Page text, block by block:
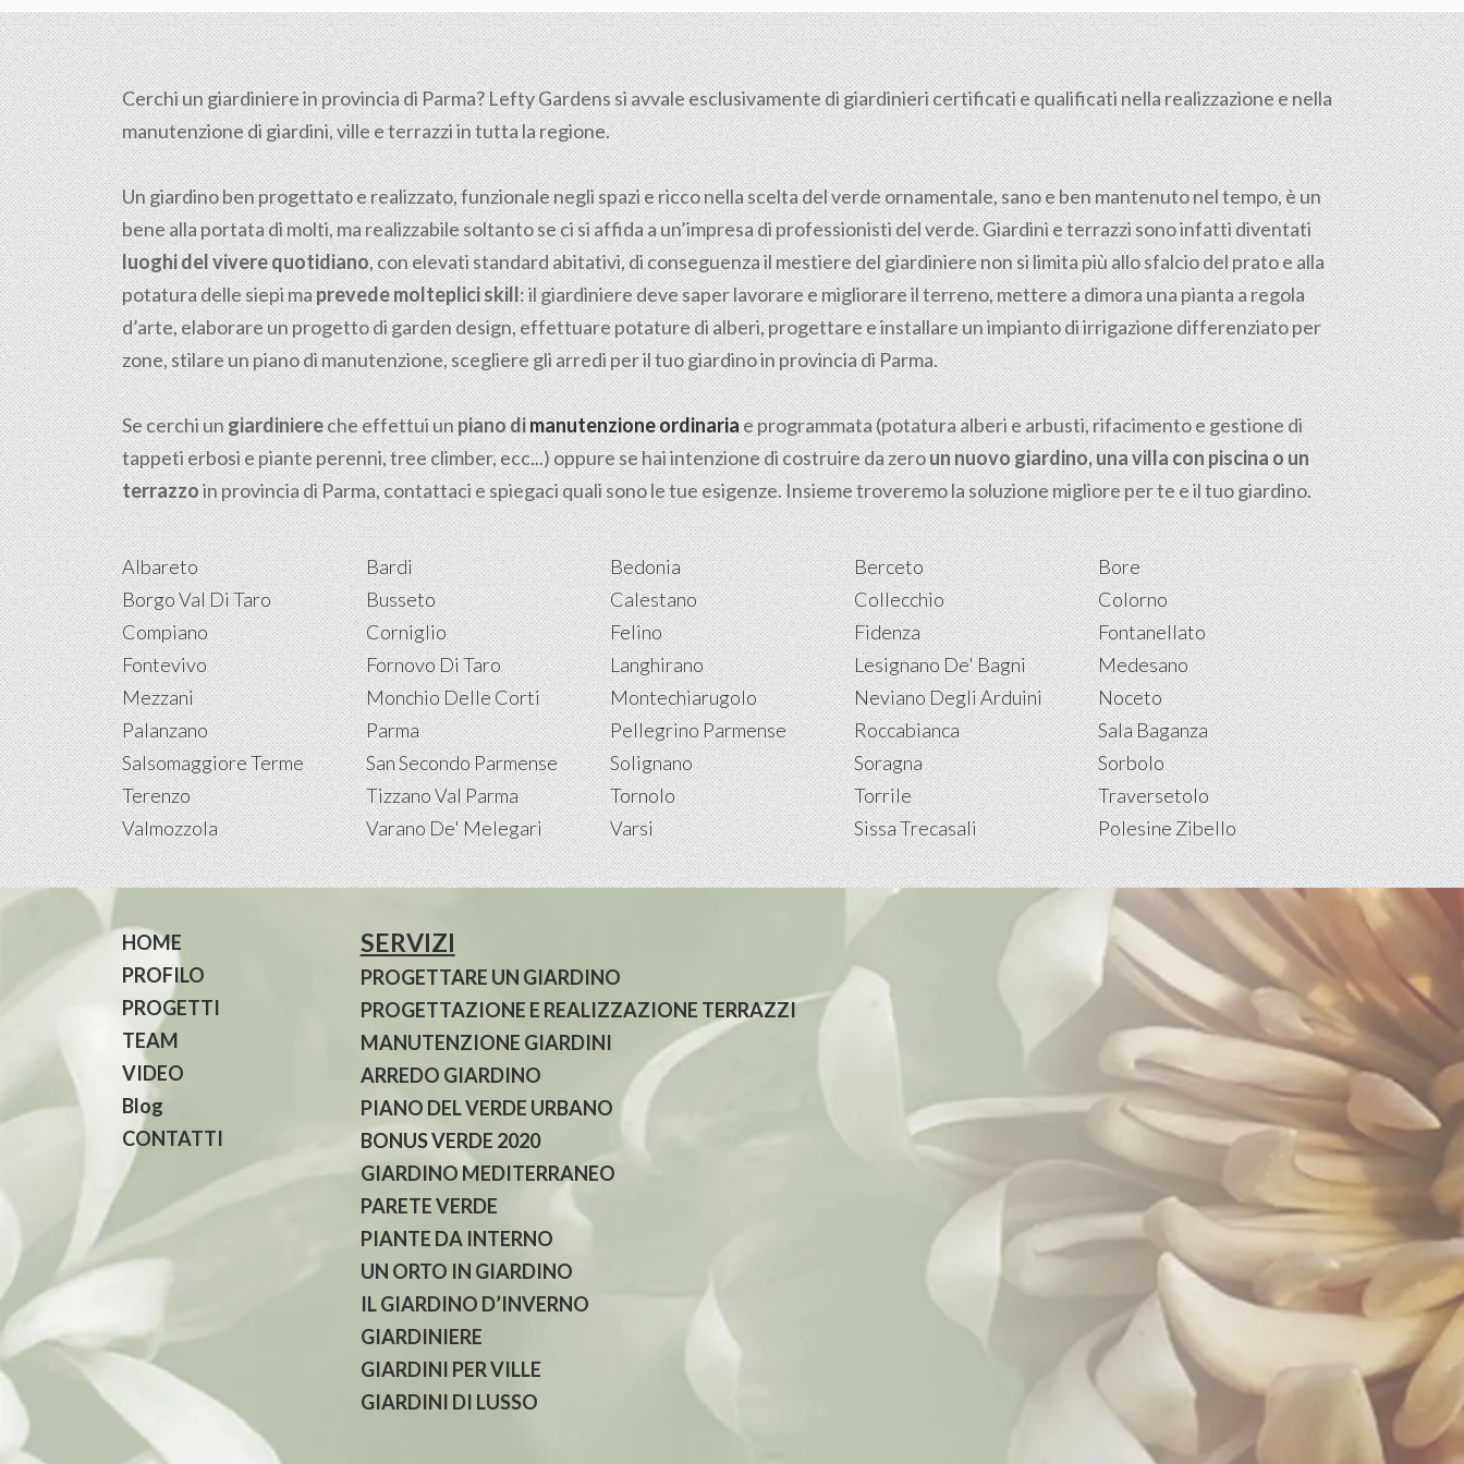
Cerchi un giardiniere in provincia di Parma? Lefty Gardens si avvale esclusivamente di giardinieri certificati e qualificati nella realizzazione e nella
manutenzione di giardini, ville e terrazzi in tutta la regione.
Un giardino ben progettato e realizzato, funzionale negli spazi e ricco nella scelta del verde ornamentale, sano e ben mantenuto nel tempo, è un
bene alla portata di molti, ma realizzabile soltanto se ci si affida a un’impresa di professionisti del verde. Giardini e terrazzi sono infatti diventati
luoghi del vivere quotidiano, con elevati standard abitativi, di conseguenza il mestiere del giardiniere non si limita più allo sfalcio del prato e alla
potatura delle siepi maprevede molteplici skill: il giardiniere deve saper lavorare e migliorare il terreno, mettere a dimora una pianta a regola
d’arte, elaborare un progetto di garden design, effettuare potature di alberi, progettare e installare un impianto di irrigazione differenziato per
zone, stilare un piano di manutenzione, scegliere gli arredi per il tuo giardino in provincia di Parma.
Se cerchi ungiardiniereche effettui unpiano dimanutenzione ordinariae programmata (potatura alberi e arbusti, rifacimento e gestione di
tappeti erbosi e piante perenni, tree climber, ecc...) oppure se hai intenzione di costruire da zeroun nuovo giardino, una villa con piscina o un
terrazzoin provincia di Parma, contattaci e spiegaci quali sono le tue esigenze. Insieme troveremo la soluzione migliore per te e il tuo giardino.
Albareto Bardi Bedonia Berceto
Bore
Borgo Val Di Taro
Busseto Calestano Collecchio
Colorno
Compiano
Corniglio Felino Fidenza
Fontanellato
Fontevivo
Fornovo Di Taro Langhirano Lesignano De' Bagni
Medesano
Mezzani
Monchio Delle Corti Montechiarugolo Neviano Degli Arduini
Noceto
Palanzano
Parma Pellegrino Parmense Roccabianca
Sala Baganza
Salsomaggiore Terme
San Secondo Parmense Solignano Soragna
Sorbolo
Terenzo
Tizzano Val Parma Tornolo Torrile
Traversetolo
Valmozzola
Varano De' Melegari Varsi Sissa Trecasali Polesine Zibello
HOME
PROFILO
PROGETTI
TEAM
VIDEO
Blog
CONTATTI
SERVIZI
PROGETTARE UN GIARDINO
PROGETTAZIONE E REALIZZAZIONE TERRAZZI
MANUTENZIONE GIARDINI
ARREDO GIARDINO
PIANO DEL VERDE URBANO
BONUS VERDE 2020
GIARDINO MEDITERRANEO
PARETE VERDE
PIANTE DA INTERNO
UN ORTO IN GIARDINO
IL GIARDINO D’INVERNO
GIARDINIERE
GIARDINI PER VILLE
GIARDINI DI LUSSO